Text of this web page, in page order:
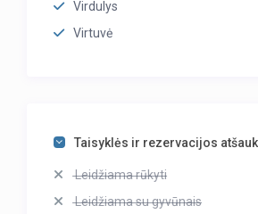
Virdulys
Virtuvė
Taisyklės ir rezervacijos
Leidžiama rūkyti
Leidžiama su gyvūnais